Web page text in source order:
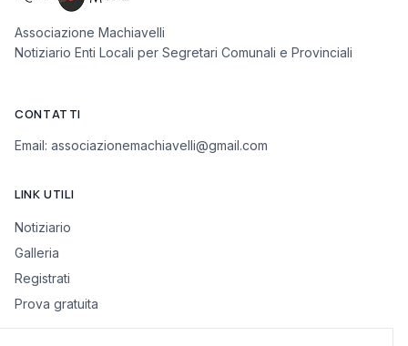
Associazione Machiavelli
Notiziario Enti Locali per Segretari Comunali e Provinciali
CONTATTI
Email: associazionemachiavelli@gmail.com
LINK UTILI
Notiziario
Galleria
Registrati
Prova gratuita